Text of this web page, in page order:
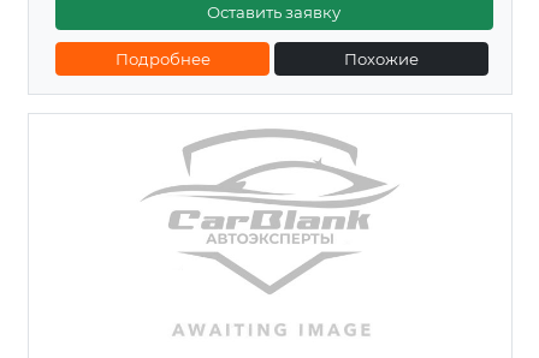
Оставить заявку
Подробнее Похожие